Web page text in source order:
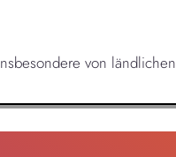
von ländlichen